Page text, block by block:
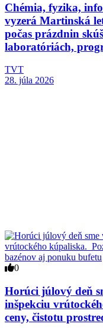
Chémia, fyzika,
vyzerá Martinská
počas prázdnin
laboratóriách,
TVT
28. júla 2026
0
Horúci júlový deň
inšpekciu
ceny, čistotu